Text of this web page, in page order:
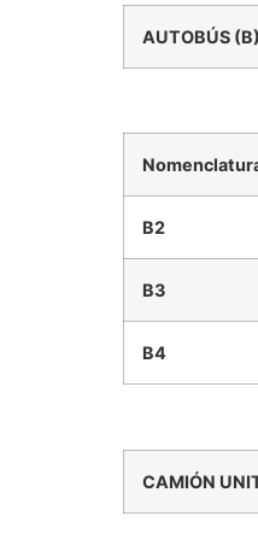
AUTOBÚS (B)
B2
B3
B4
CAMIÓN